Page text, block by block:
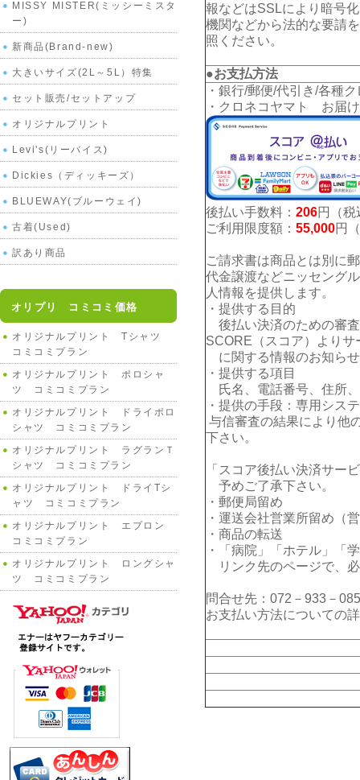
報などはSSLにより暗号
機関などから法的な要請
照ください。
●お支払方法
・銀行/郵便/代引き/各種
・クロネコヤマト お届
後払い手数料： 206円（税
ご利用限度額： 55,000円
ご請求書は商品とは別に
代金譲渡などニッセング
人情報を提供します。
・提供する目的
後払い決済のための審
SCORE（スコア）よりサ
に関する情報のお知ら
・提供する項目
氏名、電話番号、住所
・提供の手段：専用シス
与信審査の結果により他
下さい。
「スコア後払い決済サー
予めご了承下さい。
・郵便局留め
・運送会社営業所留め（
・商品の転送
・「病院」「ホテル」「
リンク先のページで、
問合せ先：072－933－
お支払い方法についての
MISSY MISTER(ミッシーミスタ
ー)
新商品(Brand-new)
大きいサイズ(2L～5L）特集
セット販売/セットアップ
オリジナルプリント
Levi's(リーバイス)
Dickies（ディッキーズ）
BLUEWAY(ブルーウェイ)
古着(Used)
訳あり商品
オリプリ コミコミ価格
オリジナルプリント Tシャツ
コミコミプラン
オリジナルプリント ポロシャ
ツ コミコミプラン
オリジナルプリント ドライポロ
シャツ コミコミプラン
オリジナルプリント ラグランＴ
シャツ コミコミプラン
オリジナルプリント ドライTシ
ャツ コミコミプラン
オリジナルプリント エプロン
コミコミプラン
オリジナルプリント ロングシャ
ツ コミコミプラン